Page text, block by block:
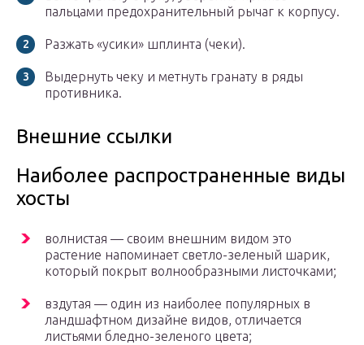
пальцами предохранительный рычаг к корпусу.
Разжать «усики» шплинта (чеки).
Выдернуть чеку и метнуть гранату в ряды
противника.
Внешние ссылки
Наиболее распространенные виды
хосты
волнистая — своим внешним видом это
растение напоминает светло-зеленый шарик,
который покрыт волнообразными листочками;
вздутая — один из наиболее популярных в
ландшафтном дизайне видов, отличается
листьями бледно-зеленого цвета;